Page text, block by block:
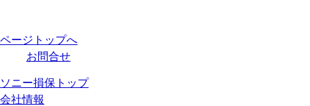
ページトップへ
お問合せ
ソニー損保トップ
会社情報